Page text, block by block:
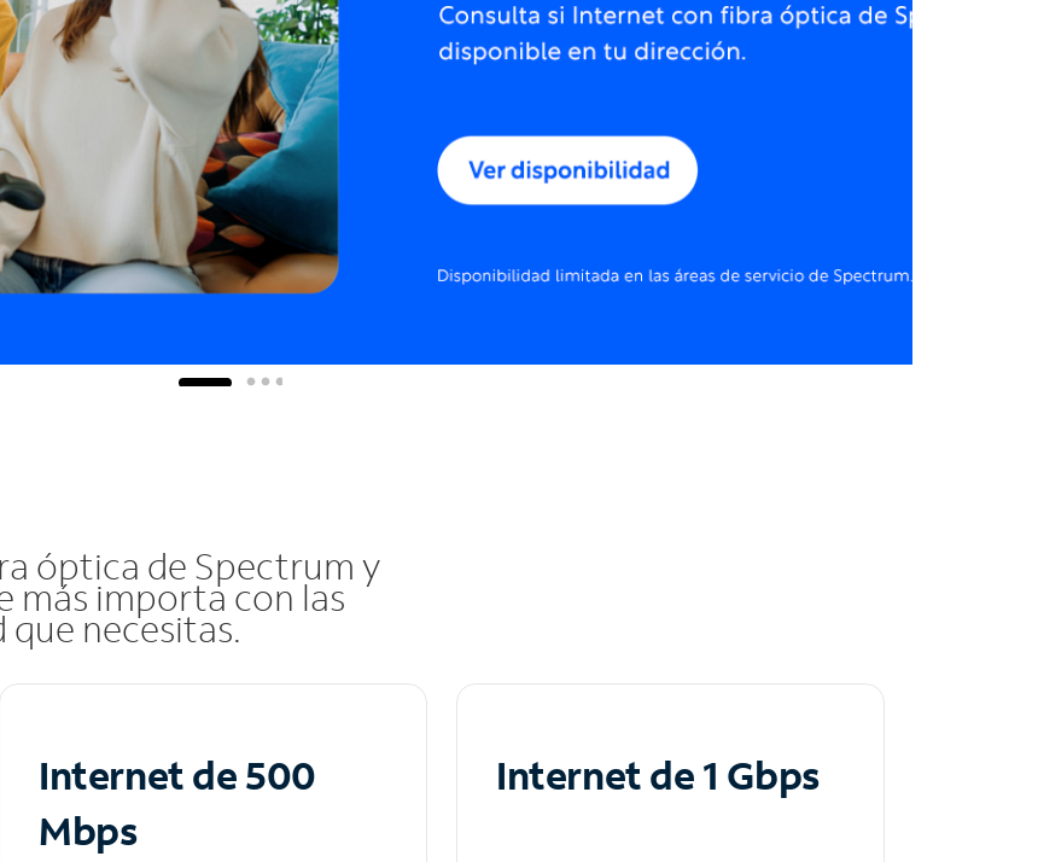
óptica de Spectrum y
más importa con las
necesitas.
Internet de 500
Mbps
Internet de 1 Gbps